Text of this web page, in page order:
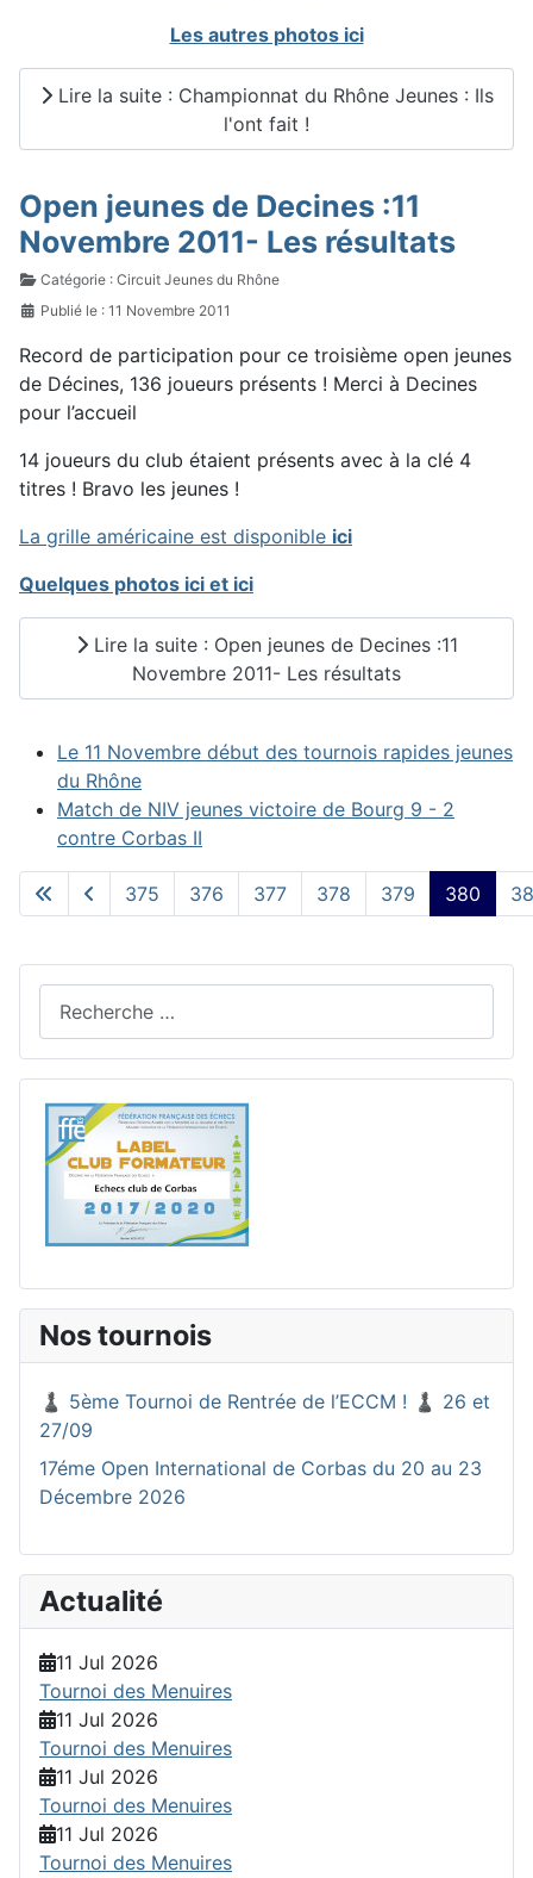
Les autres photos ici
Lire la suite : Championnat du Rhône Jeunes : Ils
l'ont fait !
Open jeunes de Decines :11
Novembre 2011- Les résultats
Détails
Catégorie : Circuit Jeunes du Rhône
Publié le : 11 Novembre 2011
Record de participation pour ce troisième open jeunes
de Décines, 136 joueurs présents ! Merci à Decines
pour l’accueil
14 joueurs du club étaient présents avec à la clé 4
titres ! Bravo les jeunes !
La grille américaine est disponible ici
Quelques photos ici et ici
Lire la suite : Open jeunes de Decines :11
Novembre 2011- Les résultats
Le 11 Novembre début des tournois rapides jeunes
du Rhône
Match de NIV jeunes victoire de Bourg 9 - 2
contre Corbas II
Page 380 sur 390
375 376 377 378 379 380
Nos tournois
♟️ 5ème Tournoi de Rentrée de l’ECCM ! ♟️ 26 et
27/09
17éme Open International de Corbas du 20 au 23
Décembre 2026
Actualité
11 Jul 2026
Tournoi des Menuires
11 Jul 2026
Tournoi des Menuires
11 Jul 2026
Tournoi des Menuires
11 Jul 2026
Tournoi des Menuires